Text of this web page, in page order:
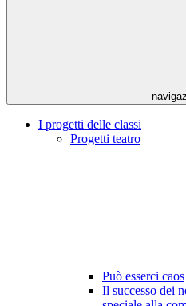
I progetti delle classi
Progetti teatro
Può esserci caos
Il successo dei